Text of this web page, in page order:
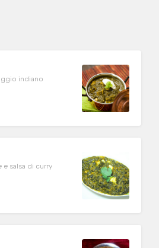
indiano
salsa di curry